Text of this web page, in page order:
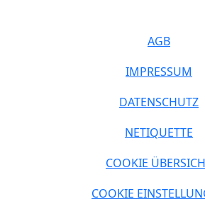
AGB
IMPRESSUM
DATENSCHUTZ
NETIQUETTE
COOKIE
COOKIE